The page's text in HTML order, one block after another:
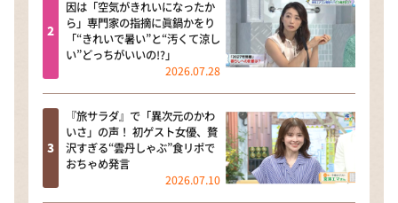
因は「空気がきれいになったか
ら」専門家の指摘に眞鍋かをり
「“きれいで暑い”と“汚くて涼し
い”どっちがいいの!?」
2026.07.28
『旅サラダ』で「異次元のかわ
いさ」の声！ 初ゲスト女優、贅
沢すぎる“雲丹しゃぶ”食リポで
おちゃめ発言
2026.07.10